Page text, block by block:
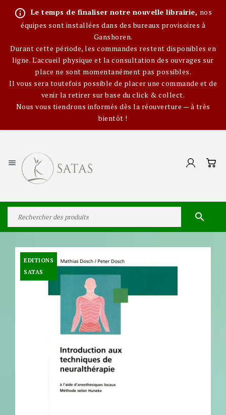
info_outline Le temps de finaliser notre nouvelle librairie, nos
équipes sont installées dans des bureaux provisoires à
Ganshoren.
Durant cette période, les commandes restent disponibles en
ligne. L'accueil physique et la consultation des ouvrages sur
place ne sont momentanément pas possibles.
Il vous sera toutefois possible de placer une commande et de
venir la retirer sur base du click & collect.
Nous vous tiendrons informés dès la réouverture — à très
bientôt !


EDITIONS
SATAS